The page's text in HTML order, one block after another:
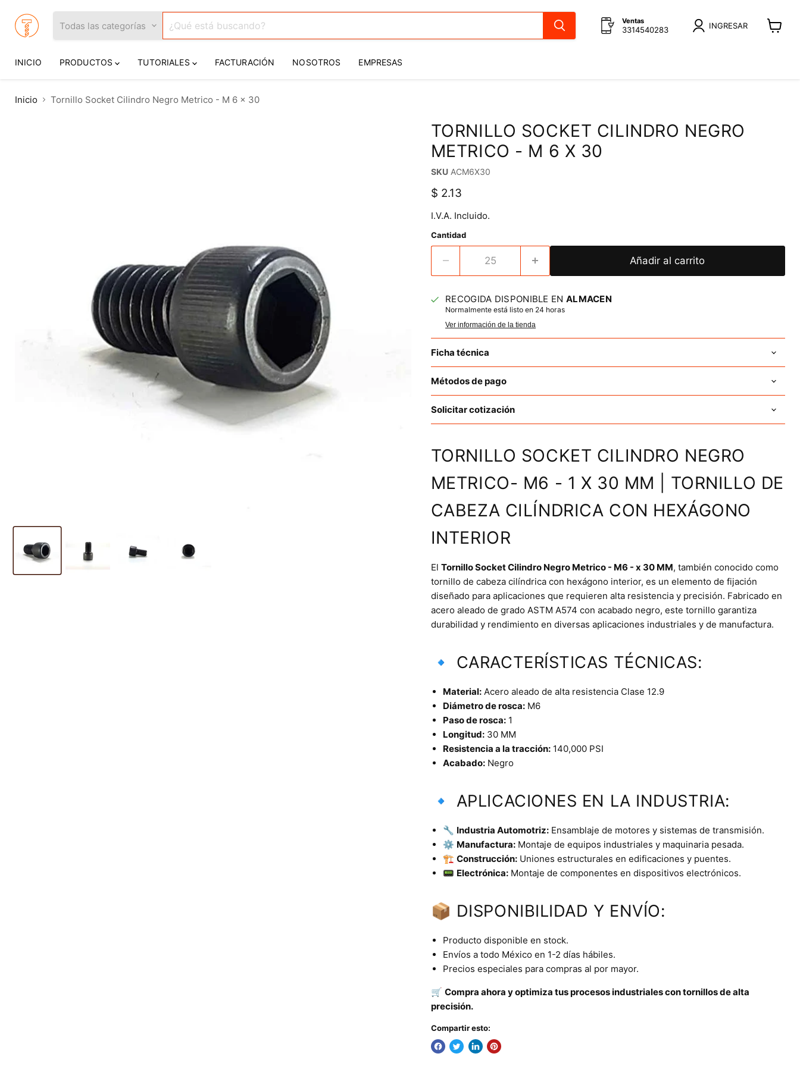
Todas las categorías Ventas
3314540283 INGRESAR
INICIO PRODUCTOS TUTORIALES FACTURACIÓN NOSOTROS EMPRESAS
Inicio Tornillo Socket Cilindro Negro Metrico - M 6 x 30
TORNILLO SOCKET CILINDRO NEGRO
METRICO - M 6 X 30
SKU ACM6X30
Precio actual
$ 2.13
I.V.A. Incluido.
Cantidad
Añadir al carrito
RECOGIDA DISPONIBLE EN ALMACEN
Normalmente está listo en 24 horas
Ver información de la tienda
Ficha técnica
Métodos de pago
Solicitar cotización
TORNILLO SOCKET CILINDRO NEGRO
METRICO- M6 - 1 X 30 MM | TORNILLO DE
CABEZA CILÍNDRICA CON HEXÁGONO
INTERIOR
El Tornillo Socket Cilindro Negro Metrico - M6 - x 30 MM, también conocido como
tornillo de cabeza cilíndrica con hexágono interior, es un elemento de fijación
diseñado para aplicaciones que requieren alta resistencia y precisión. Fabricado en
acero aleado de grado ASTM A574 con acabado negro, este tornillo garantiza
durabilidad y rendimiento en diversas aplicaciones industriales y de manufactura.
🔹 CARACTERÍSTICAS TÉCNICAS:
Material:Acero aleado de alta resistencia Clase 12.9
Diámetro de rosca:M6
Paso de rosca:1
Longitud:30 MM
Resistencia a la tracción:140,000 PSI
Acabado:Negro
🔹 APLICACIONES EN LA INDUSTRIA:
🔧 Industria Automotriz:Ensamblaje de motores y sistemas de transmisión.
⚙️ Manufactura:Montaje de equipos industriales y maquinaria pesada.
🏗️ Construcción:Uniones estructurales en edificaciones y puentes.
📟 Electrónica:Montaje de componentes en dispositivos electrónicos.
📦 DISPONIBILIDAD Y ENVÍO:
Producto disponible en stock.
Envíos a todo México en 1-2 días hábiles.
Precios especiales para compras al por mayor.
🛒 Compra ahora y optimiza tus procesos industriales con tornillos de alta
precisión.
Compartir esto: